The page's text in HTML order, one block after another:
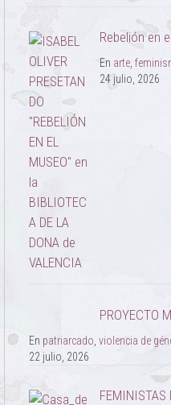
Rebelión en
En arte,
24 julio, 2026
PROYECTO
En patriarcado violencia de
22 julio, 2026
FEMINISTAS